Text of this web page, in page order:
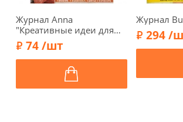
Журнал Anna
"Креативные идеи для
рукоделия" Лето 2020
74 /шт
Журнал
294 /